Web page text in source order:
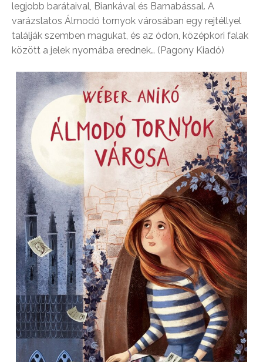
legjobb barátaival, Biankával és Barnabással. A
varázslatos Álmodó tornyok városában egy rejtéllyel
találják szemben magukat, és az ódon, középkori falak
között a jelek nyomába erednek… (Pagony Kiadó)